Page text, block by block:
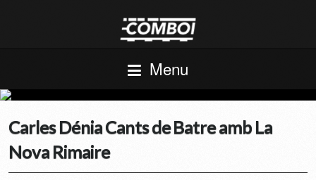
Menu
Carles Dénia Cants de Batre amb La
Nova Rimaire